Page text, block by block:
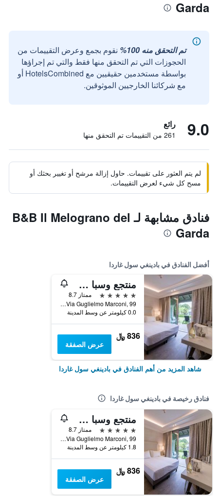
Garda
تم التحقق منه 100%
نقوم بجمع وعرض التقييمات من
الحجوزات التي تم التحقق منها فقط والتي تم إجراؤها
بواسطة مستخدمين حقيقيين مع HotelsCombined أو
مع شركائنا الخارجيين الموثوقين.
9.0 رائع
261 من التقييمات تم التحقق منها
لم يتم العثور على تقييمات. حاول إزالة مرشح أو تغيير بحثك أو
مسح كل شيء لعرض التقييمات.
فنادق مشابهة لـ B&B Il Melograno del
Garda
أفضل الفنادق في بادينغي سول غاردا
منتجع وسبا سبلنديدو بيه لوكجري
5 نجوم
ممتاز 8.7
Via Guglielmo Marconi, 99, بادينغي سول غاردا, مقاطعة بريشا, إيطاليا
0.0 كيلومتر عن وسط المدينة
836 ﷼
عرض الصفقة
شاهد المزيد من أهم الفنادق في بادينغي سول غاردا
فنادق رخيصة في بادينغي سول غاردا
منتجع وسبا سبلنديدو بيه لوكجري
5 نجوم
ممتاز 8.7
Via Guglielmo Marconi, 99, بادينغي سول غاردا, مقاطعة بريشا, إيطاليا
1.8 كيلومتر عن وسط المدينة
836 ﷼
عرض الصفقة